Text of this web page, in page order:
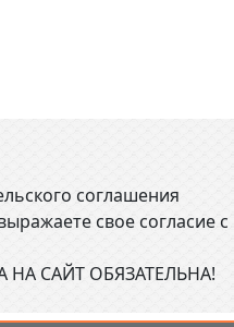
соглашения
свое согласие с
САЙТ ОБЯЗАТЕЛЬНА!